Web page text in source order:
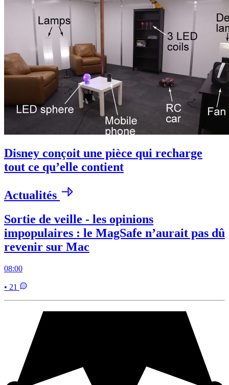
Disney conçoit une pièce qui recharge
tout ce qu’elle contient
Actualités
Sortie de veille - les opinions
impopulaires : le MagSafe n’aurait pas dû
revenir sur Mac
08:00
• 21